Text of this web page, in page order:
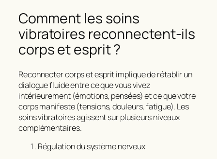
Comment les soins
vibratoires reconnectent-ils
corps et esprit ?
Reconnectercorps et espritimplique de rétablir un
dialogue fluide entre ce que vous vivez
intérieurement (émotions, pensées) et ce que votre
corps manifeste (tensions, douleurs, fatigue). Les
soins vibratoires agissent sur plusieurs niveaux
complémentaires.
Régulation du système nerveux